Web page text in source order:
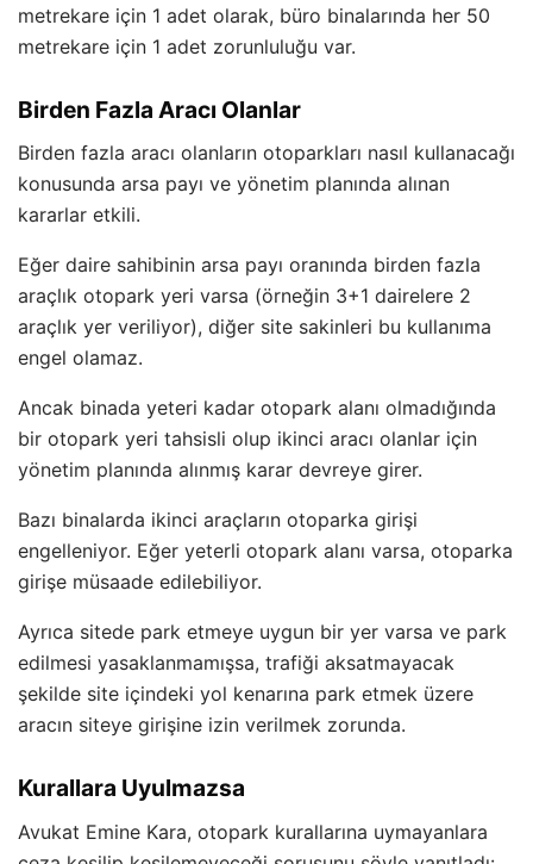
metrekare için 1 adet olarak, büro binalarında her 50
metrekare için 1 adet zorunluluğu var.
Birden Fazla Aracı Olanlar
Birden fazla aracı olanların otoparkları nasıl kullanacağı
konusunda arsa payı ve yönetim planında alınan
kararlar etkili.
Eğer daire sahibinin arsa payı oranında birden fazla
araçlık otopark yeri varsa (örneğin 3+1 dairelere 2
araçlık yer veriliyor), diğer site sakinleri bu kullanıma
engel olamaz.
Ancak binada yeteri kadar otopark alanı olmadığında
bir otopark yeri tahsisli olup ikinci aracı olanlar için
yönetim planında alınmış karar devreye girer.
Bazı binalarda ikinci araçların otoparka girişi
engelleniyor. Eğer yeterli otopark alanı varsa, otoparka
girişe müsaade edilebiliyor.
Ayrıca sitede park etmeye uygun bir yer varsa ve park
edilmesi yasaklanmamışsa, trafiği aksatmayacak
şekilde site içindeki yol kenarına park etmek üzere
aracın siteye girişine izin verilmek zorunda.
Kurallara Uyulmazsa
Avukat Emine Kara, otopark kurallarına uymayanlara